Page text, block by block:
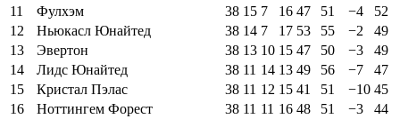
11
Фулхэм 38 15 7 16 47 51 −4
52
12
Ньюкасл Юнайтед 38 14 7 17 53 55 −2
49
13
Эвертон 38 13 10 15 47 50 −3
49
14
Лидс Юнайтед 38 11 14 13 49 56 −7
47
15
Кристал Пэлас 38 11 12 15 41 51 −10 45
16
Ноттингем Форест 38 11 11 16 48 51 −3
44